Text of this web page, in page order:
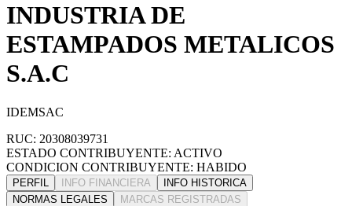
INDUSTRIA DE
ESTAMPADOS METALICOS
S.A.C
IDEMSAC
RUC: 20308039731
ESTADO CONTRIBUYENTE: ACTIVO
CONDICION CONTRIBUYENTE: HABIDO
PERFIL INFO FINANCIERA
INFO HISTORICA
NORMAS LEGALES
MARCAS REGISTRADAS